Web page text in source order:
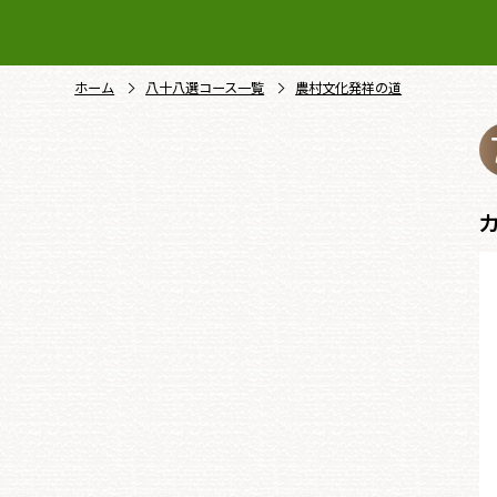
ホーム 八十八選コース一覧 農村文化発祥の道